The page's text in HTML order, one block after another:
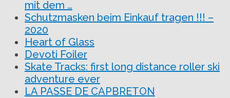
mit dem …
Schutzmasken beim Einkauf tragen !!! –
2020
Heart of Glass
Devoti Foiler
Skate Tracks: first long distance roller ski
adventure ever
LA PASSE DE CAPBRETON